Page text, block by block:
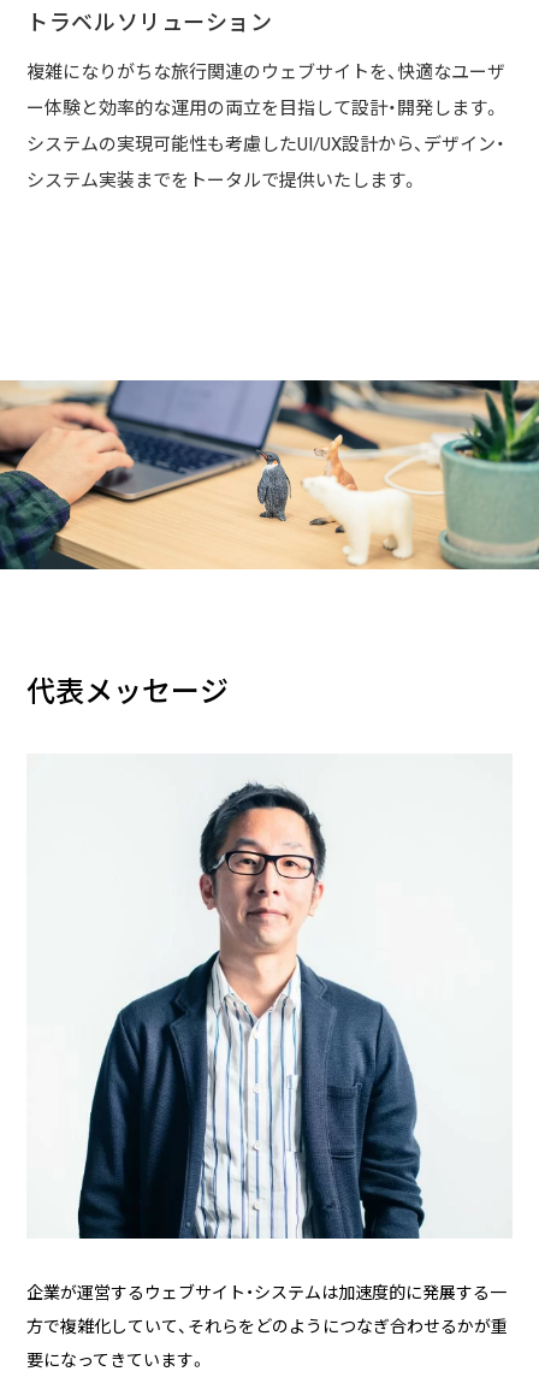
トラベルソリューション
複雑になりがちな旅行関連のウェブサイトを、快適なユーザ
ー体験と効率的な運用の両立を目指して設計・開発します。
システムの実現可能性も考慮したUI/UX設計から、デザイン・
システム実装までをトータルで提供いたします。
代表メッセージ
企業が運営するウェブサイト・システムは加速度的に発展する一
方で複雑化していて、それらをどのようにつなぎ合わせるかが重
要になってきています。